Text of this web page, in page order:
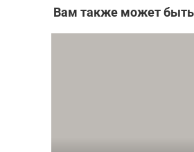
Вам также может быть